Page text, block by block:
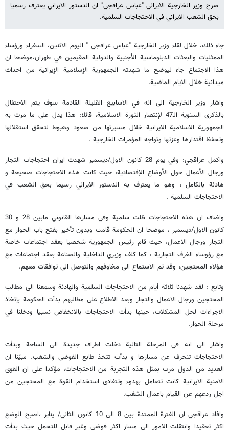
صرح وزير الخارجية الايراني "عباس عراقجي" ان الدستور الايراني يعترف رسميا
بحق الشعب الايراني في الاحتجاجات السلمية.
جاء ذلك، خلال لقاء وزير الخارجية "عباس عراقجي " اليوم الاثنين، السفراء ورؤساء
الممثلیات والبعثات الدبلوماسية الأجنبية والدولية المقيمين في طهران،موضحا ان
هذا الاجتماع جاء ليوضح ما شهدته الجمهورية الإسلامية الإيرانية من احداث
ميدانية خلال الايام الماضية.
واشار وزير الخارجية الى انه في الاسابيع القليلة القادمة سوف يتم الاحتفال
بالذكرى السنوية الـ47 لإنتصار الثورة الاسلامية، قائلا: هذا يدل على ما مرت به
الجمهورية الاسلامية الايرانية خلال مسيرتها من صعود وهبوط لتحقق استقلالها
وتحفظ اقتدارها وعزتها وتواجه المؤمرات الخارجية .
واكمل عراقجي: وفي يوم 28 كانون الاول/ديسمبر شهدت ايران احتجاجات التجار
ورجال الأعمال حول الأوضاع الإقتصادية، حيث كانت هذه الاحتجاجات صحيحة و
هادئة بالكامل ، وهو ما يعترف به الدستور الايراني رسيما بحق الشعب في
الاحتجاجات السلمية .
واضاف ان هذه الاحتجاجات ظلت سلمية وفي مسارها القانوني مابين 28 و 30
كانون الاول/ديسمبر ، موضحا ان الحكومة قامت وبدون تأخير بفتح باب الحوار مع
التجار ورجال الاعمال، حيث قام رئيس الجمهورية شخصيا بعقد اجتماعات خاصة
مع رؤوساء الغرف التجارية ، كما كلف وزيري الداخلية والصناعة بعقد اجتماعات مع
هؤلاء المحتجين، وقد تم الاستماع الى مخاوفهم والتوصل الى توافقات معهم.
وتابع : لقد شهدنا ثلاثة أيام من الاحتجاجات السلمية والهادئة وسمعنا الى مطالب
المحتجين ورجال الاعمال والتجار وبعد الاطلاع على مطالبهم بدأت الحكومة بإتخاذ
الاجراءات لحل المشكلات، حينها بدأت الاحتجاجات بالانخفاض نسبيا ودخلنا في
مرحلة الحوار.
واشار الى انه في المرحلة التالیة دخلت اطراف جديدة الى الساحة وبدأت
الاحتجاجات تنحرف عن مسارها و بدأت تتخذ طابع الفوضى والشغب. مبيّنا ان
العديد من الدول مرت بمثل هذه التجربة من الاحتجاجات، مؤكدا على ان القوى
الامنية الايرانية كانت تتعامل بهدوء وتتفادى استخدام القوة مع المحتجين من
اجل ردعهم عن القيام باعمال الشغب.
وافاد عراقجي ان الفترة الممتدة بين 8 الى 10 كانون الثاني/ يناير ،اصبح الوضع
اكثر تعقيدا وانتقلت الامور الى مسار اكثر فوضى وغير قابل للتحمل حيث بدأت